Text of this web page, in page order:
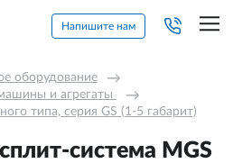
Напишите нам
оборудование →
и агрегаты →
типа, серия GS (1-5 габарит)
система MGS